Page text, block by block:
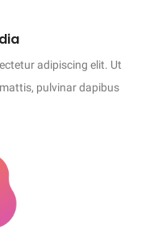
adipiscing elit. Ut
pulvinar dapibus